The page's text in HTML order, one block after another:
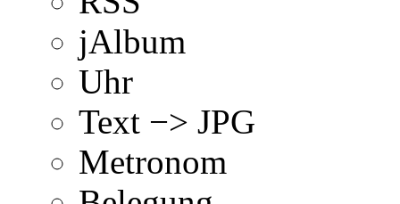
jAlbum
Uhr
Text −> JPG
Metronom